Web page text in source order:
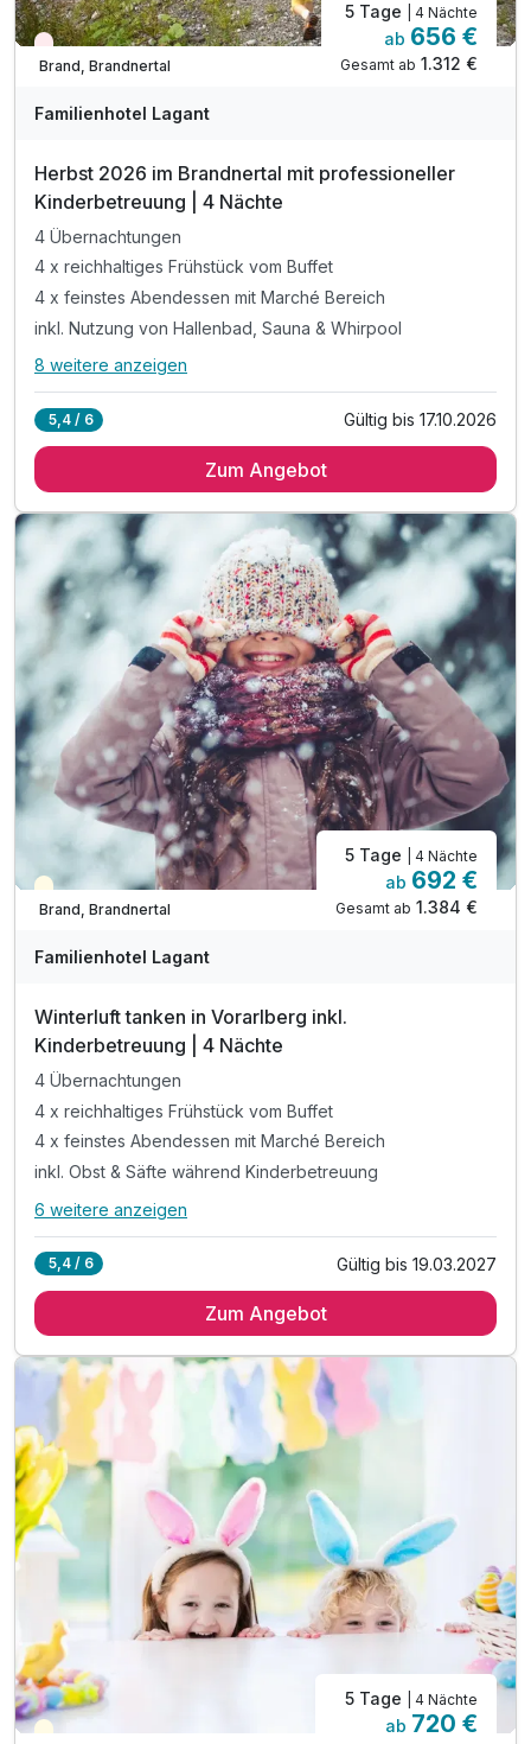
Wieder frei ab September
Brand, Brandnertal
5 Tage | 4 Nächte
ab 656 €
Gesamt ab 1.312 €
Familienhotel Lagant
Herbst 2026 im Brandnertal mit professioneller
Kinderbetreuung | 4 Nächte
4 Übernachtungen
4 x reichhaltiges Frühstück vom Buffet
4 x feinstes Abendessen mit Marché Bereich
inkl. Nutzung von Hallenbad, Sauna & Whirpool
Alle Inklusivleistungen
4 x reichhaltiges Frühstück vom Buffet
inkl. Nutzung von Hallenbad, Sauna & Whirpool
inkl. 600m² Indoor-Aktivbereich mit Ritterburg
inkl. Spielplatz, Trampolin & Ziegengehege
inkl. professionelle Kinderbetreuung - 56 h/Woche*
inkl. leichter Mittags-Snack + Salat, nur Sommer
inkl. Blechkuchen & Eis, Kaffee Tee, nur Sommer
inkl. Obst & Säfte während Kinderbetreuung
inkl. Mineral & Saftbar während Essenszeiten
Kinderpreise inkl. Halbpension
8 weitere anzeigen
5,4 / 6 Gültig bis 17.10.2026
Zum Angebot
Saisonal verfügbar
Brand, Brandnertal
5 Tage | 4 Nächte
ab 692 €
Gesamt ab 1.384 €
Familienhotel Lagant
Winterluft tanken in Vorarlberg inkl.
Kinderbetreuung | 4 Nächte
4 Übernachtungen
4 x reichhaltiges Frühstück vom Buffet
4 x feinstes Abendessen mit Marché Bereich
inkl. Obst & Säfte während Kinderbetreuung
Alle Inklusivleistungen
4 x reichhaltiges Frühstück vom Buffet
inkl. Obst & Säfte während Kinderbetreuung
inkl. Mineral & Saftbar während Essenszeiten
inkl. Professionelle Kinderbetreuung in der Natur
inkl. 600m² Indoor-Aktivbereich mit Ritterburg
inkl. Spielplatz, Trampolin & Ziegengehege
inkl. Komfortables Babylächeln Paket
Kinderpreise inkl. fam so gut Paket (HP)
6 weitere anzeigen
5,4 / 6 Gültig bis 19.03.2027
Zum Angebot
Saisonal verfügbar
5 Tage | 4 Nächte
ab 720 €